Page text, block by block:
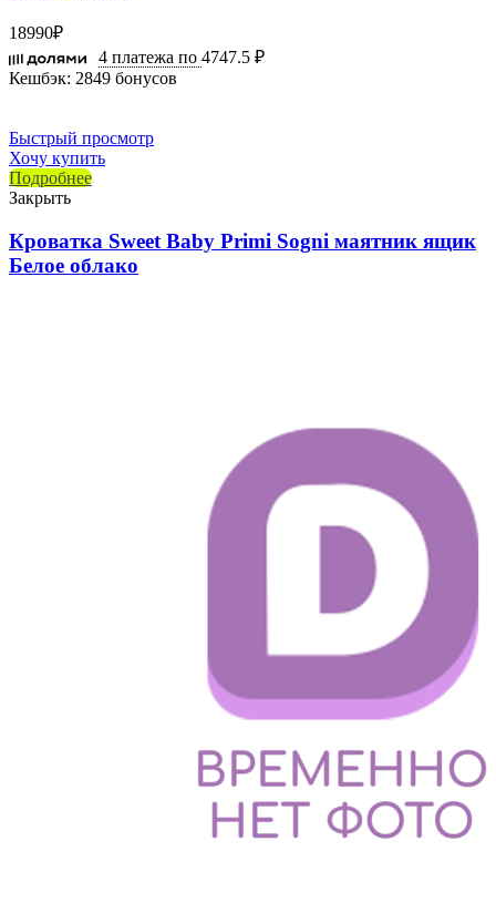
18990₽
4 платежа по 4747.5 ₽
Кешбэк: 2849 бонусов
Быстрый просмотр
Хочу купить
Подробнее
Закрыть
Кроватка Sweet Baby Primi Sogni маятник ящик
Белое облако